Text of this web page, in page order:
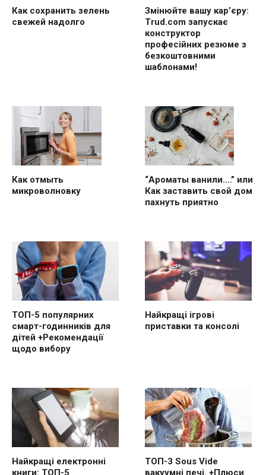
Как сохранить зелень
свежей надолго
Змінюйте вашу кар’єру:
Trud.com запускає
конструктор
професійних резюме з
безкоштовними
шаблонами!
Как отмыть
микроволновку
“Ароматы ванили….” или
Как заставить свой дом
пахнуть приятно
ТОП-5 популярних
смарт-годинників для
дітей +Рекомендації
щодо вибору
Найкращі ігрові
приставки та консолі
Найкращі електронні
книги: ТОП-5
ТОП-3 Sous Vide
вакуумні печі. +Плюси